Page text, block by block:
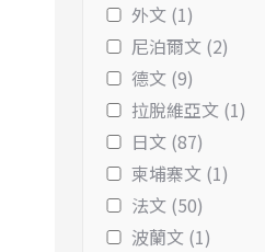
外文 (1)
尼泊爾文 (2)
德文 (9)
拉脫維亞文 (1)
日文 (87)
柬埔寨文 (1)
法文 (50)
波蘭文 (1)